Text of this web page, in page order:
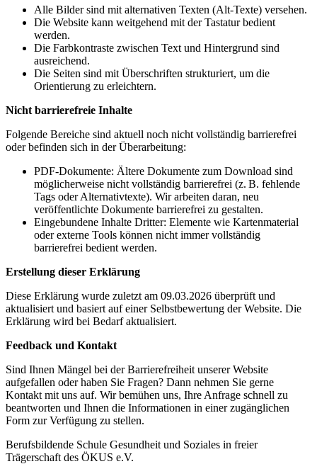
Alle Bilder sind mit alternativen Texten (Alt-Texte) versehen.
Die Website kann weitgehend mit der Tastatur bedient
werden.
Die Farbkontraste zwischen Text und Hintergrund sind
ausreichend.
Die Seiten sind mit Überschriften strukturiert, um die
Orientierung zu erleichtern.
Nicht barrierefreie Inhalte
Folgende Bereiche sind aktuell noch nicht vollständig barrierefrei
oder befinden sich in der Überarbeitung:
PDF-Dokumente: Ältere Dokumente zum Download sind
möglicherweise nicht vollständig barrierefrei (z. B. fehlende
Tags oder Alternativtexte). Wir arbeiten daran, neu
veröffentlichte Dokumente barrierefrei zu gestalten.
Eingebundene Inhalte Dritter: Elemente wie Kartenmaterial
oder externe Tools können nicht immer vollständig
barrierefrei bedient werden.
Erstellung dieser Erklärung
Diese Erklärung wurde zuletzt am 09.03.2026 überprüft und
aktualisiert und basiert auf einer Selbstbewertung der Website. Die
Erklärung wird bei Bedarf aktualisiert.
Feedback und Kontakt
Sind Ihnen Mängel bei der Barrierefreiheit unserer Website
aufgefallen oder haben Sie Fragen? Dann nehmen Sie gerne
Kontakt mit uns auf. Wir bemühen uns, Ihre Anfrage schnell zu
beantworten und Ihnen die Informationen in einer zugänglichen
Form zur Verfügung zu stellen.
Berufsbildende Schule Gesundheit und Soziales in freier
Trägerschaft des ÖKUS e.V.